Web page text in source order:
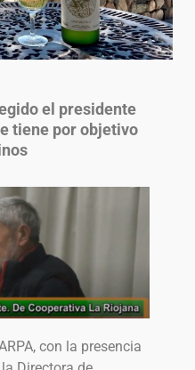
el presidente
tiene por objetivo
con la presencia